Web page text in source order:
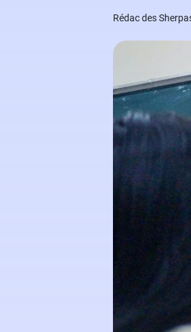
Études à l'étranger
Financement des études
Modèles de lettres de
Nos ebooks étudiants
Rédac des